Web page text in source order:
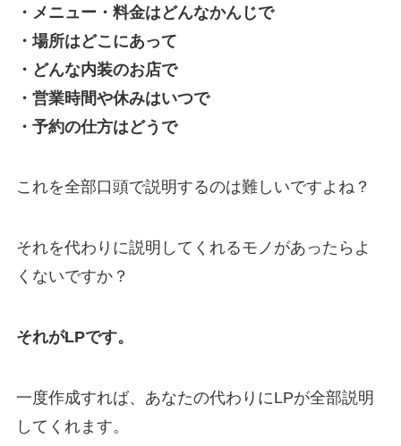
・メニュー・料金はどんなかんじで
・場所はどこにあって
・どんな内装のお店で
・営業時間や休みはいつで
・予約の仕方はどうで
これを全部口頭で説明するのは難しいですよね？
それを代わりに説明してくれるモノがあったらよ
くないですか？
それがLPです。
一度作成すれば、あなたの代わりにLPが全部説明
してくれます。